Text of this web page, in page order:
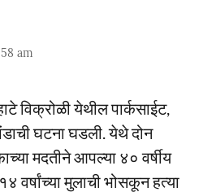
am
विक्रोळी येथील पार्कसाईट,
घटना घडली. येथे दोन
मदतीने आपल्या ४० वर्षीय
वर्षांच्या मुलाची भोसकून हत्या